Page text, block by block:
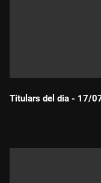
Titulars del dia - 17/